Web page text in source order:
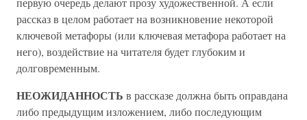
рассказ в целом работает на возникновение некоторой
ключевой метафоры (или ключевая метафора работает на
него), воздействие на читателя будет глубоким и
долговременным.
НЕОЖИДАННОСТЬ в рассказе должна быть оправдана
либо предыдущим изложением, либо последующим